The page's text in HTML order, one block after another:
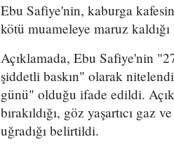
Ebu Safiye'nin, kaburga
kötü muameleye maruz
Açıklamada, Ebu Safiye'nin
şiddetli baskın" olarak
günü" olduğu ifade edildi.
bırakıldığı, göz yaşartıcı gaz
uğradığı belirtildi.